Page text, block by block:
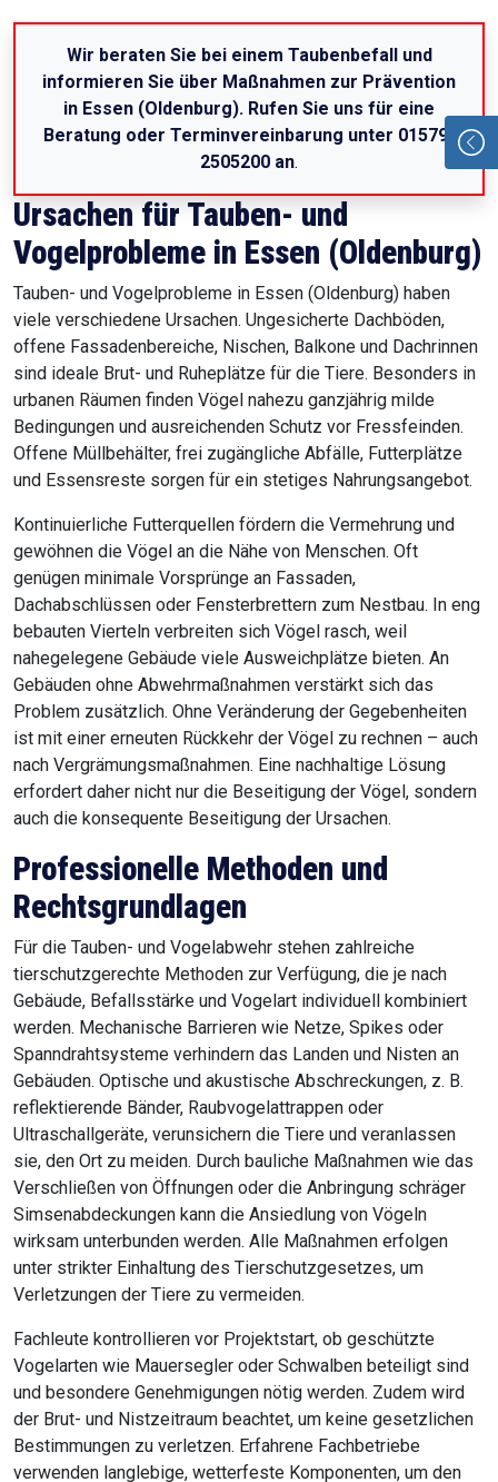
Wir beraten Sie bei einem Taubenbefall und
informieren Sie über Maßnahmen zur Prävention
in Essen (Oldenburg). Rufen Sie uns für eine
Beratung oder Terminvereinbarung unter 01579-
2505200 an.
Ursachen für Tauben- und
Vogelprobleme in Essen (Oldenburg)
Tauben- und Vogelprobleme in Essen (Oldenburg) haben
viele verschiedene Ursachen. Ungesicherte Dachböden,
offene Fassadenbereiche, Nischen, Balkone und Dachrinnen
sind ideale Brut- und Ruheplätze für die Tiere. Besonders in
urbanen Räumen finden Vögel nahezu ganzjährig milde
Bedingungen und ausreichenden Schutz vor Fressfeinden.
Offene Müllbehälter, frei zugängliche Abfälle, Futterplätze
und Essensreste sorgen für ein stetiges Nahrungsangebot.
Kontinuierliche Futterquellen fördern die Vermehrung und
gewöhnen die Vögel an die Nähe von Menschen. Oft
genügen minimale Vorsprünge an Fassaden,
Dachabschlüssen oder Fensterbrettern zum Nestbau. In eng
bebauten Vierteln verbreiten sich Vögel rasch, weil
nahegelegene Gebäude viele Ausweichplätze bieten. An
Gebäuden ohne Abwehrmaßnahmen verstärkt sich das
Problem zusätzlich. Ohne Veränderung der Gegebenheiten
ist mit einer erneuten Rückkehr der Vögel zu rechnen – auch
nach Vergrämungsmaßnahmen. Eine nachhaltige Lösung
erfordert daher nicht nur die Beseitigung der Vögel, sondern
auch die konsequente Beseitigung der Ursachen.
Professionelle Methoden und
Rechtsgrundlagen
Für die Tauben- und Vogelabwehr stehen zahlreiche
tierschutzgerechte Methoden zur Verfügung, die je nach
Gebäude, Befallsstärke und Vogelart individuell kombiniert
werden. Mechanische Barrieren wie Netze, Spikes oder
Spanndrahtsysteme verhindern das Landen und Nisten an
Gebäuden. Optische und akustische Abschreckungen, z. B.
reflektierende Bänder, Raubvogelattrappen oder
Ultraschallgeräte, verunsichern die Tiere und veranlassen
sie, den Ort zu meiden. Durch bauliche Maßnahmen wie das
Verschließen von Öffnungen oder die Anbringung schräger
Simsenabdeckungen kann die Ansiedlung von Vögeln
wirksam unterbunden werden. Alle Maßnahmen erfolgen
unter strikter Einhaltung des Tierschutzgesetzes, um
Verletzungen der Tiere zu vermeiden.
Fachleute kontrollieren vor Projektstart, ob geschützte
Vogelarten wie Mauersegler oder Schwalben beteiligt sind
und besondere Genehmigungen nötig werden. Zudem wird
der Brut- und Nistzeitraum beachtet, um keine gesetzlichen
Bestimmungen zu verletzen. Erfahrene Fachbetriebe
verwenden langlebige, wetterfeste Komponenten, um den